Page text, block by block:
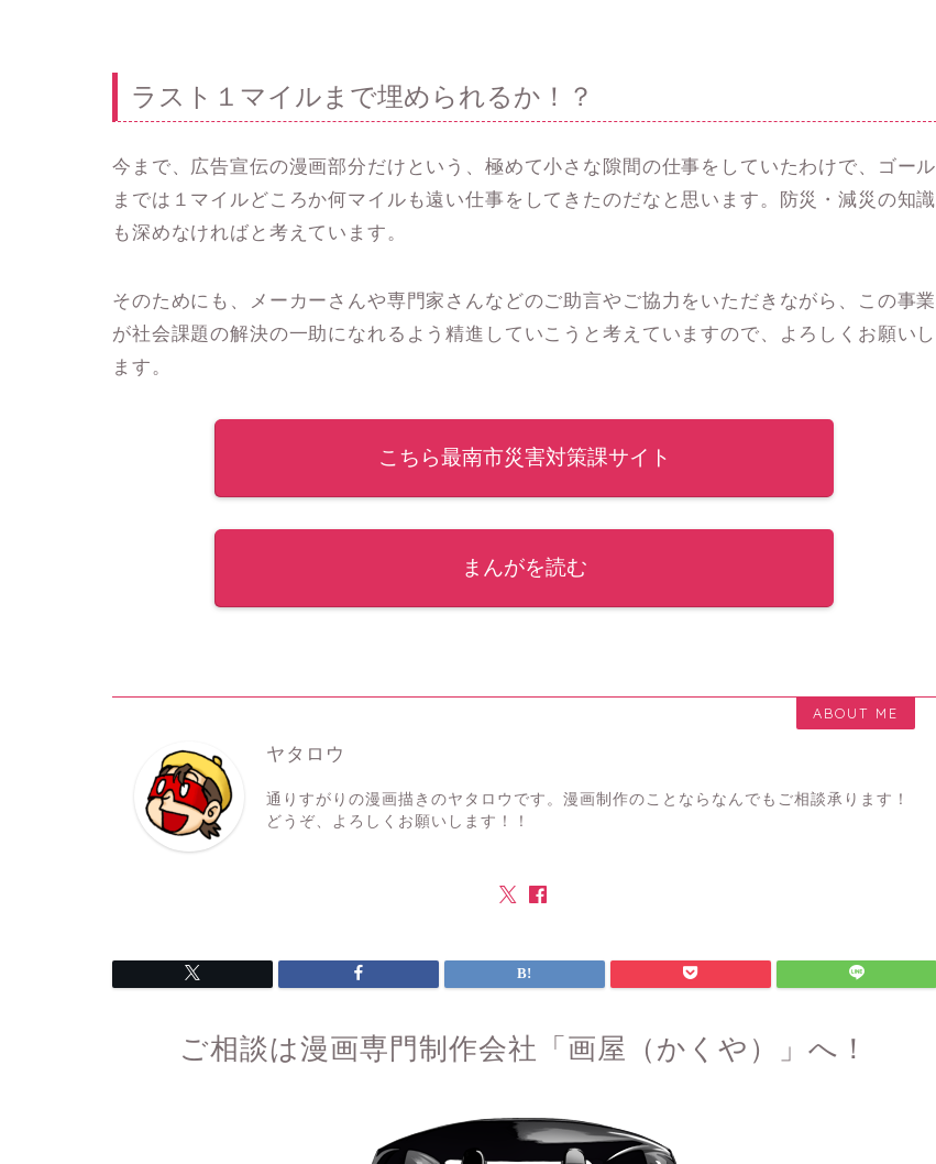
ラスト１マイルまで埋められるか！？
今まで、広告宣伝の漫画部分だけという、極めて小さな隙間の仕事をしていたわけで、ゴール
までは１マイルどころか何マイルも遠い仕事をしてきたのだなと思います。防災・減災の知識
も深めなければと考えています。
そのためにも、メーカーさんや専門家さんなどのご助言やご協力をいただきながら、この事業
が社会課題の解決の一助になれるよう精進していこうと考えていますので、よろしくお願いし
ます。
こちら最南市災害対策課サイト
まんがを読む
ABOUT ME
ヤタロウ
通りすがりの漫画描きのヤタロウです。漫画制作のことならなんでもご相談承ります！
どうぞ、よろしくお願いします！！
ご相談は漫画専門制作会社「画屋（かくや）」へ！